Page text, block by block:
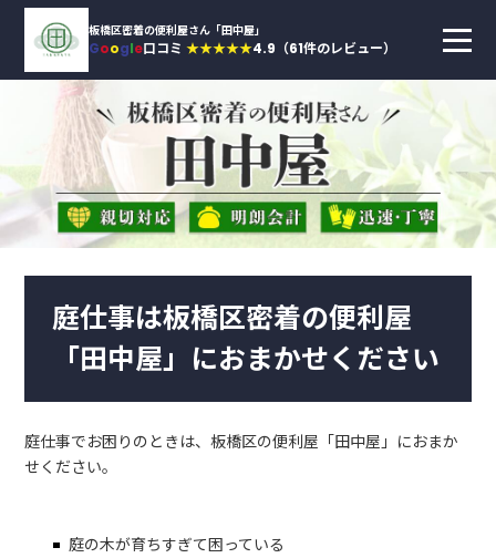
板橋区密着の便利屋さん「田中屋」
Google口コミ★★★★★4.9（61件のレビュー）
庭仕事は板橋区密着の便利屋
「田中屋」におまかせください
庭仕事でお困りのときは、板橋区の便利屋「田中屋」におまか
せください。
庭の木が育ちすぎて困っている